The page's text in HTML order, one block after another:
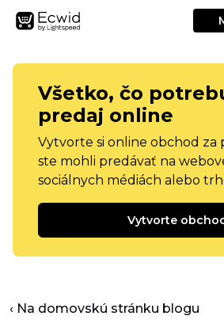
Všetko, čo
predaj online
Vytvorte si online obchod za
ste mohli predávať na
sociálnych médiách alebo
Vytvorte
‹ Na domovskú stránku blogu